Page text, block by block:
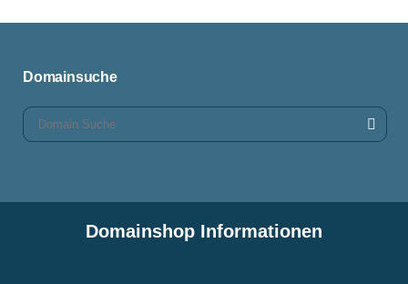
Domainsuche
Domainshop Informationen